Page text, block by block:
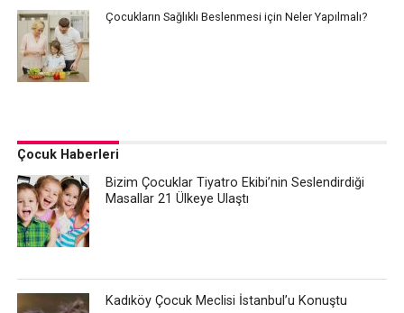
Çocukların Sağlıklı Beslenmesi için Neler Yapılmalı?
Çocuk Haberleri
Bizim Çocuklar Tiyatro Ekibi’nin Seslendirdiği
Masallar 21 Ülkeye Ulaştı
Kadıköy Çocuk Meclisi İstanbul’u Konuştu